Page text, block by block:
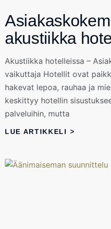
akustiikka
Akustiikka hotelleissa –
vaikuttaja Hotellit ovat
hakevat lepoa, rauhaa ja
keskittyy hotellin
palveluihin, mutta
LUE ARTIKKELI >